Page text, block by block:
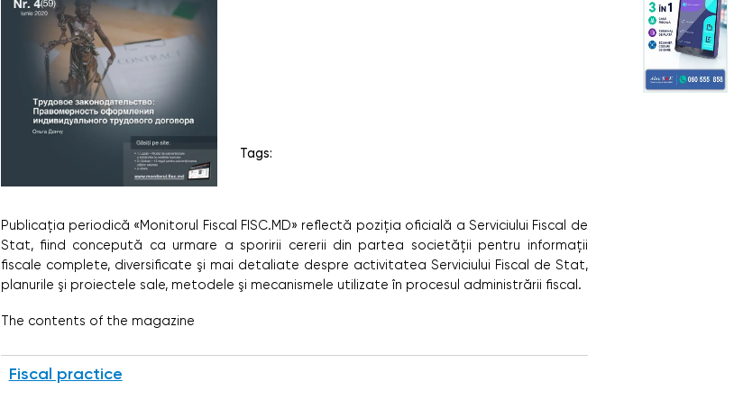
Tags:
Publicaţia periodică «Monitorul Fiscal FISC.MD» reflectă poziţia oficială a Serviciului Fiscal de
Stat, fiind concepută ca urmare a sporirii cererii din partea societăţii pentru informaţii
fiscale complete, diversificate şi mai detaliate despre activitatea Serviciului Fiscal de Stat,
planurile şi proiectele sale, metodele şi mecanismele utilizate în procesul administrării fiscal.
The contents of the magazine
Fiscal practice